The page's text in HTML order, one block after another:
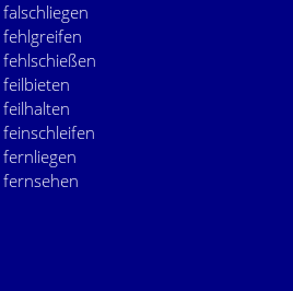
falschliegen
fehlgreifen
fehlschießen
feilbieten
feilhalten
feinschleifen
fernliegen
fernsehen